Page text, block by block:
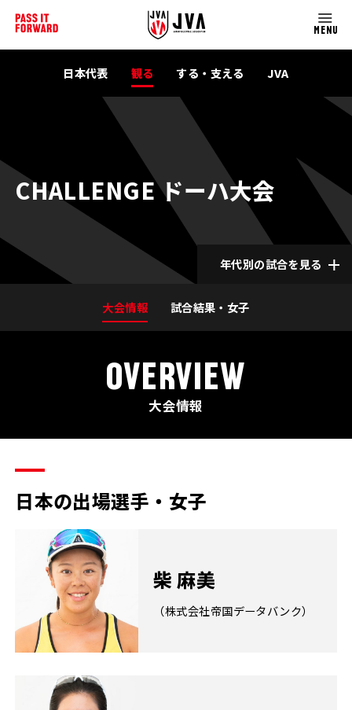
MENU
日本代表 観る する・支える JVA
CHALLENGE ドーハ大会
年代別の試合を見る
大会情報 試合結果・女子
OVERVIEW
大会情報
日本の出場選手・女子
柴 麻美
（株式会社帝国データバンク）